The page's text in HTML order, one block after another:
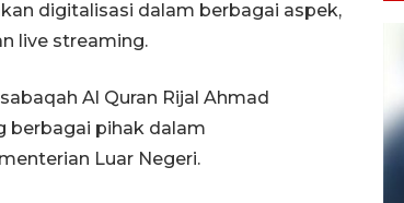
digitalisasi dalam berbagai aspek,
live streaming.
Al Quran Rijal Ahmad
berbagai pihak dalam
Luar Negeri.